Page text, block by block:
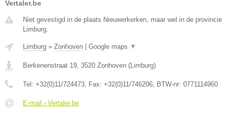
Vertaler.be
Niet gevestigd in de plaats Nieuwerkerken, maar wel in de provincie
Limburg.
Limburg » Zonhoven Google maps ▼
Berkenenstraat 19, 3520 Zonhoven (Limburg)
Tel: +32(0)11/724473, Fax: +32(0)11/746206, BTW-nr: 0771114960
E-mail › Vertaler.be